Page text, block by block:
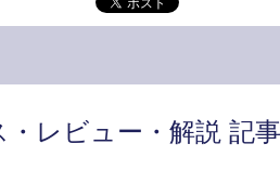
・レビュー・解説 記